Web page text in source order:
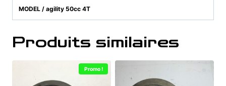
MODEL / agility 50cc 4T
Produits similaires
Promo !